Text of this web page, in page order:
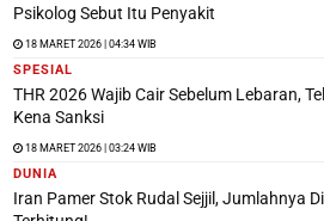
Psikolog Sebut Itu Penyakit
18 MARET 2026 | 04:34 WIB
SPESIAL
THR 2026 Wajib Cair Sebelum Lebaran,
Kena Sanksi
18 MARET 2026 | 03:24 WIB
DUNIA
Iran Pamer Stok Rudal Sejjil, Jumlahnya